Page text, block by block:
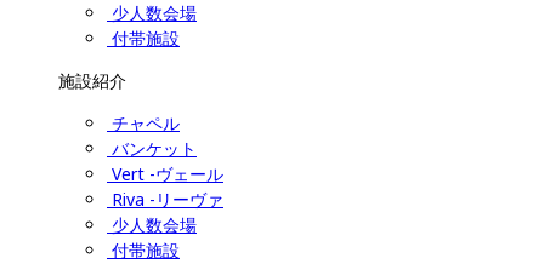
少人数会場
付帯施設
施設紹介
チャペル
バンケット
Vert -ヴェール
Riva -リーヴァ
少人数会場
付帯施設